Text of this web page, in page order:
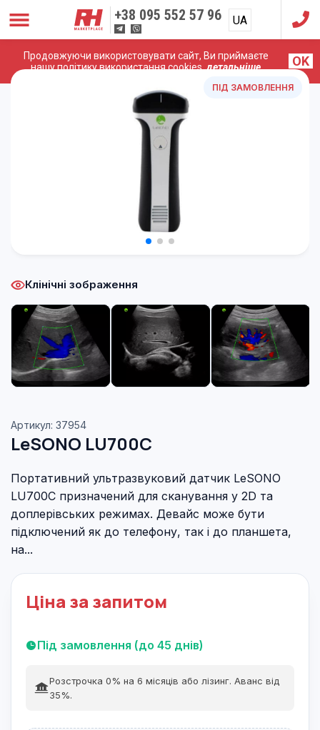
Продовжуючи використовувати сайт, Ви приймаєте
нашу політику використання cookies,детальніше OK
+38 095 552 57 96 UA
RU
Головна/УЗД Апарати/LeSONO LU700C
ПІД ЗАМОВЛЕННЯ
Клінічні зображення
Артикул: 37954
LeSONO LU700C
Портативний ультразвуковий датчик LeSONO
LU700C призначений для сканування у 2D та
доплерівських режимах. Девайс може бути
підключений як до телефону, так і до планшета,
на...
Ціна за запитом
Під замовлення (до 45 днів)
Розстрочка 0% на 6 місяців або лізинг. Аванс від
35%.